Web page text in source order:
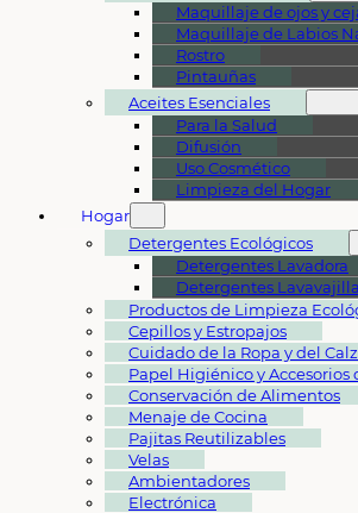
Maquillaje de ojos y
Maquillaje de Labios
Rostro
Pintauñas
Aceites Esenciales
Para la Salud
Difusión
Uso Cosmético
Limpieza del Hogar
Hogar
Detergentes Ecológicos
Detergentes Lavadora
Detergentes
Productos de Limpieza
Cepillos y Estropajos
Cuidado de la Ropa y del
Papel Higiénico y Accesorios
Conservación de Alimentos
Menaje de Cocina
Pajitas Reutilizables
Velas
Ambientadores
Electrónica